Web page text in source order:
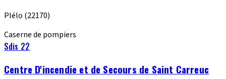
Plélo (22170)
Caserne de pompiers
Sdis 22
Centre D'incendie et de Secours de Saint Carreuc